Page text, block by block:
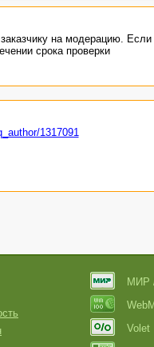
на модерацию.
срока проверки
1317091
МИР
Volet